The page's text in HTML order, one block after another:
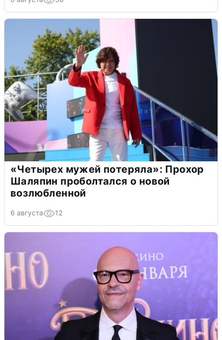
«Четырех мужей потеряла»: Прохор
Шаляпин проболтался о новой
возлюбленной
6 августа 12